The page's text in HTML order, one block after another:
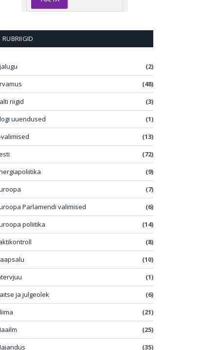
RUBRIIGID
(2)
(48)
riigid
(3)
uuendused
(1)
valimised
(13)
(72)
(9)
(7)
Parlamendi valimised
(6)
poliitika
(14)
(8)
(10)
(1)
ja julgeolek
(6)
(21)
(25)
(35)